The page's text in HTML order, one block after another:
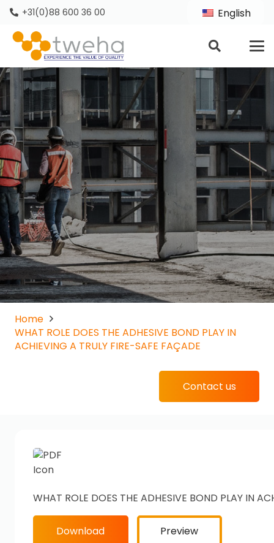
+31(0)88 600 36 00 English
Home
WHAT ROLE DOES THE ADHESIVE BOND PLAY IN
ACHIEVING A TRULY FIRE-SAFE FAÇADE
Contact us
WHAT ROLE DOES THE ADHESIVE BOND PLAY IN
Download Preview